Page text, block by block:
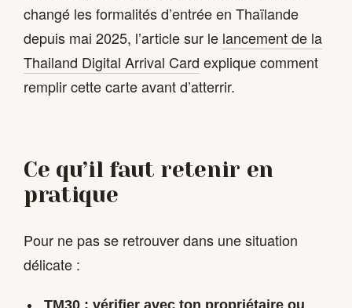
changé les formalités d’entrée en Thaïlande
depuis mai 2025, l’article sur le lancement de la
Thailand Digital Arrival Card explique comment
remplir cette carte avant d’atterrir.
Ce qu’il faut retenir en
pratique
Pour ne pas se retrouver dans une situation
délicate :
TM30 : vérifier avec ton propriétaire ou